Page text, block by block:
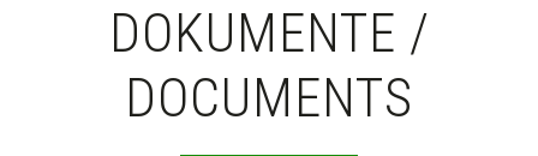
DOKUMENTE /
DOCUMENTS